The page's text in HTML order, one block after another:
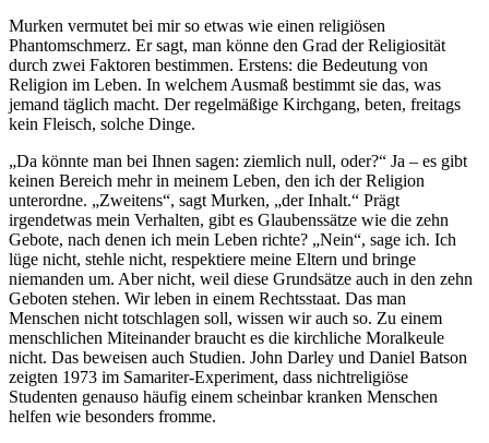
Murken vermutet bei mir so etwas wie einen religiösen
Phantomschmerz. Er sagt, man könne den Grad der Religiosität
durch zwei Faktoren bestimmen. Erstens: die Bedeutung von
Religion im Leben. In welchem Ausmaß bestimmt sie das, was
jemand täglich macht. Der regelmäßige Kirchgang, beten, freitags
kein Fleisch, solche Dinge.
„Da könnte man bei Ihnen sagen: ziemlich null, oder?“ Ja – es gibt
keinen Bereich mehr in meinem Leben, den ich der Religion
unterordne. „Zweitens“, sagt Murken, „der Inhalt.“ Prägt
irgendetwas mein Verhalten, gibt es Glaubenssätze wie die zehn
Gebote, nach denen ich mein Leben richte? „Nein“, sage ich. Ich
lüge nicht, stehle nicht, respektiere meine Eltern und bringe
niemanden um. Aber nicht, weil diese Grundsätze auch in den zehn
Geboten stehen. Wir leben in einem Rechtsstaat. Das man
Menschen nicht totschlagen soll, wissen wir auch so. Zu einem
menschlichen Miteinander braucht es die kirchliche Moralkeule
nicht. Das beweisen auch Studien. John Darley und Daniel Batson
zeigten 1973 im Samariter-Experiment, dass nichtreligiöse
Studenten genauso häufig einem scheinbar kranken Menschen
helfen wie besonders fromme.